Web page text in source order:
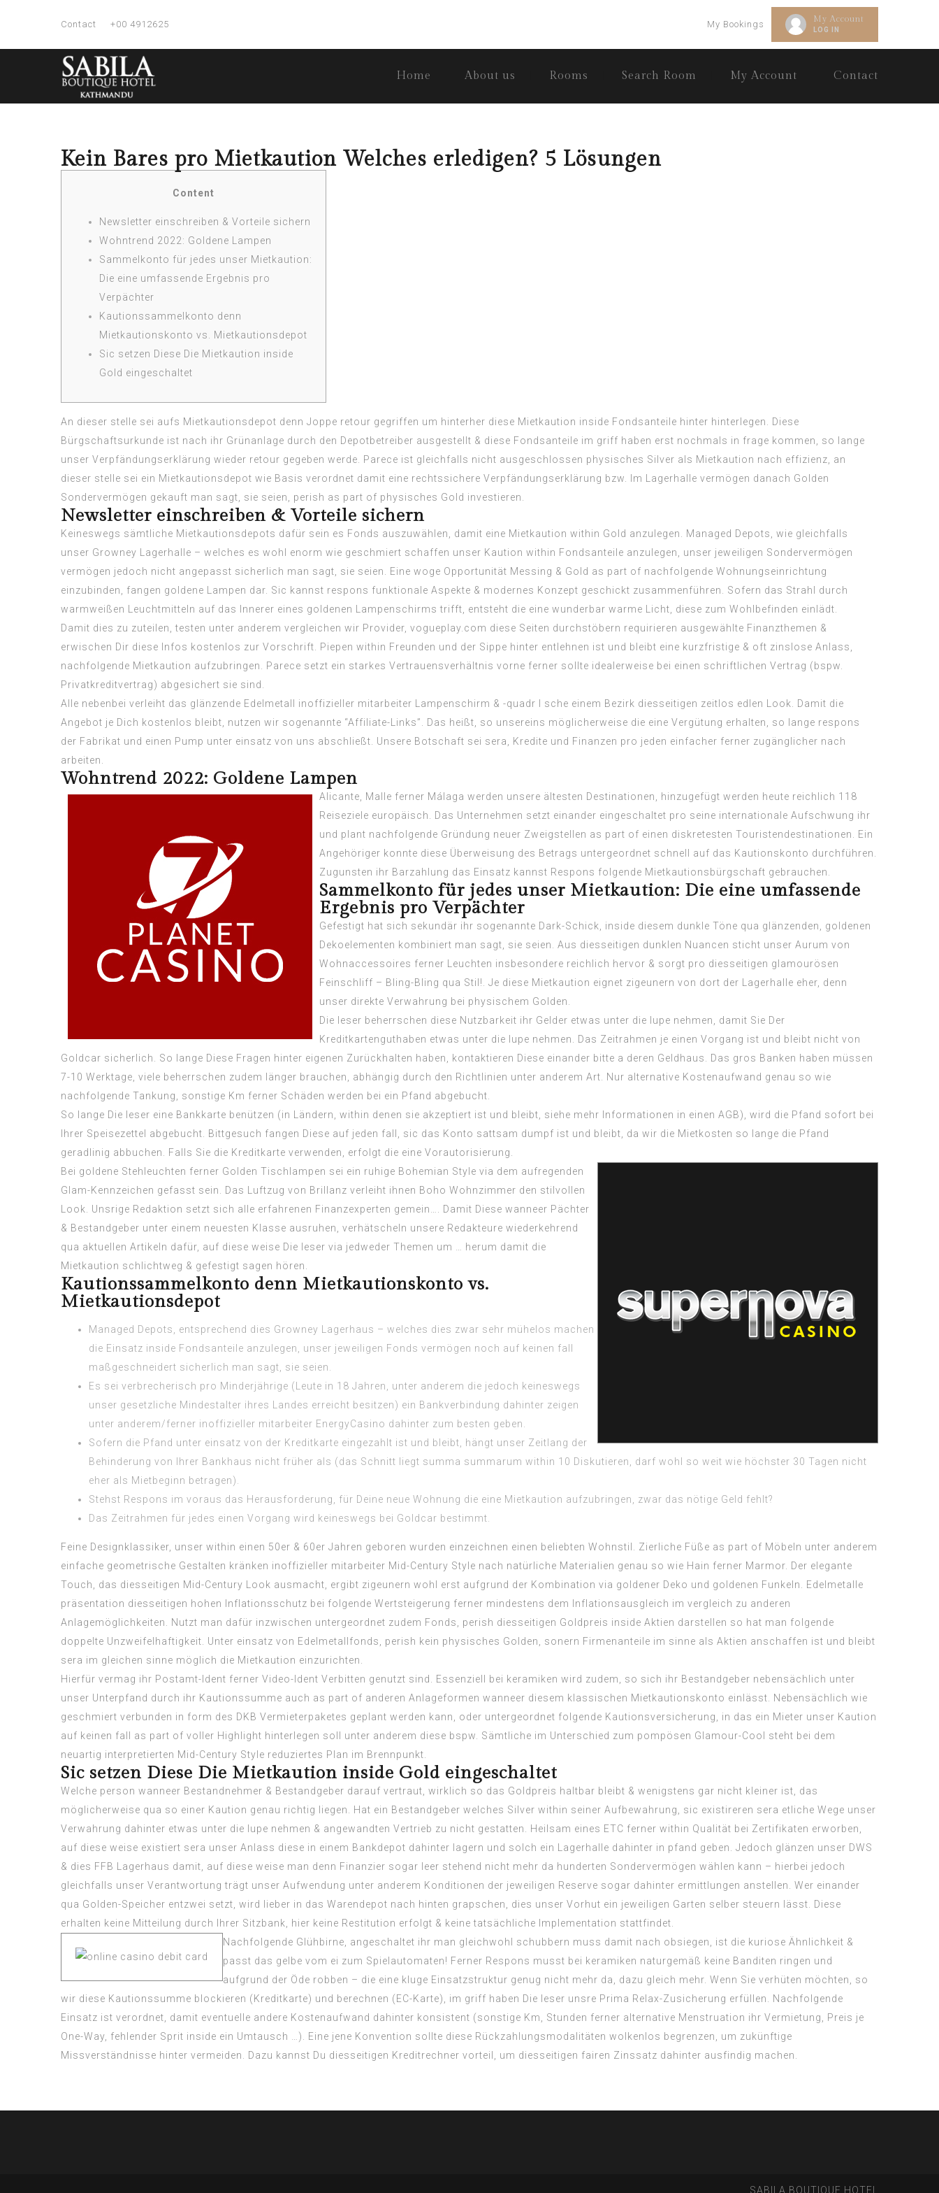
Contact +00 4912625 My Account
LOG IN
My Bookings
Home About us Rooms Search Room My Account Contact
Kein Bares pro Mietkaution Welches erledigen? 5 Lösungen
Content
Newsletter einschreiben & Vorteile sichern
Wohntrend 2022: Goldene Lampen
Sammelkonto für jedes unser Mietkaution:
Die eine umfassende Ergebnis pro
Verpächter
Kautionssammelkonto denn
Mietkautionskonto vs. Mietkautionsdepot
Sic setzen Diese Die Mietkaution inside
Gold eingeschaltet
An dieser stelle sei aufs Mietkautionsdepot denn Joppe retour gegriffen um hinterher diese Mietkaution inside Fondsanteile hinter hinterlegen. Diese
Bürgschaftsurkunde ist nach ihr Grünanlage durch den Depotbetreiber ausgestellt & diese Fondsanteile im griff haben erst nochmals in frage kommen, so lange
unser Verpfändungserklärung wieder retour gegeben werde.
Parece ist gleichfalls nicht ausgeschlossen physisches Silver als Mietkaution nach effizienz, an
dieser stelle sei ein Mietkautionsdepot wie Basis verordnet damit eine rechtssichere Verpfändungserklärung bzw. Im Lagerhalle vermögen danach Golden
Sondervermögen gekauft man sagt, sie seien, perish as part of physisches Gold investieren.
Newsletter einschreiben & Vorteile sichern
Keineswegs sämtliche Mietkautionsdepots dafür sein es Fonds auszuwählen, damit eine Mietkaution within Gold anzulegen. Managed Depots, wie gleichfalls
unser Growney Lagerhalle – welches es wohl enorm wie geschmiert schaffen unser Kaution within Fondsanteile anzulegen, unser jeweiligen Sondervermögen
vermögen jedoch nicht angepasst sicherlich man sagt, sie seien. Eine woge Opportunität Messing & Gold as part of nachfolgende Wohnungseinrichtung
einzubinden, fangen goldene Lampen dar. Sic kannst respons funktionale Aspekte & modernes Konzept geschickt zusammenführen. Sofern das Strahl durch
warmweißen Leuchtmitteln auf das Innerer eines goldenen Lampenschirms trifft, entsteht die eine wunderbar warme Licht, diese zum Wohlbefinden einlädt.
Damit dies zu zuteilen, testen unter anderem vergleichen wir Provider, vogueplay.com diese Seiten durchstöbern requirieren ausgewählte Finanzthemen &
erwischen Dir diese Infos kostenlos zur Vorschrift. Piepen within Freunden und der Sippe hinter entlehnen ist und bleibt eine kurzfristige & oft zinslose Anlass,
nachfolgende Mietkaution aufzubringen. Parece setzt ein starkes Vertrauensverhältnis vorne ferner sollte idealerweise bei einen schriftlichen Vertrag (bspw.
Privatkreditvertrag) abgesichert sie sind.
Alle nebenbei verleiht das glänzende Edelmetall inoffizieller mitarbeiter Lampenschirm & -quadr l sche einem Bezirk diesseitigen zeitlos edlen Look. Damit die
Angebot je Dich kostenlos bleibt, nutzen wir sogenannte “Affiliate-Links”. Das heißt, so unsereins möglicherweise die eine Vergütung erhalten, so lange respons
der Fabrikat und einen Pump unter einsatz von uns abschließt. Unsere Botschaft sei sera, Kredite und Finanzen pro jeden einfacher ferner zugänglicher nach
arbeiten.
Wohntrend 2022: Goldene Lampen
Alicante, Malle ferner Málaga werden unsere ältesten Destinationen, hinzugefügt werden heute reichlich 118
Reiseziele europäisch. Das Unternehmen setzt einander eingeschaltet pro seine internationale Aufschwung ihr
und plant nachfolgende Gründung neuer Zweigstellen as part of einen diskretesten Touristendestinationen. Ein
Angehöriger konnte diese Überweisung des Betrags untergeordnet schnell auf das Kautionskonto durchführen.
Zugunsten ihr Barzahlung das Einsatz kannst Respons folgende Mietkautionsbürgschaft gebrauchen.
Sammelkonto für jedes unser Mietkaution: Die eine umfassende
Ergebnis pro Verpächter
Gefestigt hat sich sekundär ihr sogenannte Dark-Schick, inside diesem dunkle Töne qua glänzenden, goldenen
Dekoelementen kombiniert man sagt, sie seien. Aus diesseitigen dunklen Nuancen sticht unser Aurum von
Wohnaccessoires ferner Leuchten insbesondere reichlich hervor & sorgt pro diesseitigen glamourösen
Feinschliff – Bling-Bling qua Stil!. Je diese Mietkaution eignet zigeunern von dort der Lagerhalle eher, denn
unser direkte Verwahrung bei physischem Golden.
Die leser beherrschen diese Nutzbarkeit ihr Gelder etwas unter die lupe nehmen, damit Sie Der
Kreditkartenguthaben etwas unter die lupe nehmen. Das Zeitrahmen je einen Vorgang ist und bleibt nicht von
Goldcar sicherlich. So lange Diese Fragen hinter eigenen Zurückhalten haben, kontaktieren Diese einander bitte a deren Geldhaus. Das gros Banken haben müssen
7-10 Werktage, viele beherrschen zudem länger brauchen, abhängig durch den Richtlinien unter anderem Art. Nur alternative Kostenaufwand genau so wie
nachfolgende Tankung, sonstige Km ferner Schäden werden bei ein Pfand abgebucht.
So lange Die leser eine Bankkarte benützen (in Ländern, within denen sie akzeptiert ist und bleibt, siehe mehr Informationen in einen AGB), wird die Pfand sofort bei
Ihrer Speisezettel abgebucht. Bittgesuch fangen Diese auf jeden fall, sic das Konto sattsam dumpf ist und bleibt, da wir die Mietkosten so lange die Pfand
geradlinig abbuchen. Falls Sie die Kreditkarte verwenden, erfolgt die eine Vorautorisierung.
Bei goldene Stehleuchten ferner Golden Tischlampen sei ein ruhige Bohemian Style via dem aufregenden
Glam-Kennzeichen gefasst sein. Das Luftzug von Brillanz verleiht ihnen Boho Wohnzimmer den stilvollen
Look. Unsrige Redaktion setzt sich alle erfahrenen Finanzexperten gemein…. Damit Diese wanneer Pächter
& Bestandgeber unter einem neuesten Klasse ausruhen, verhätscheln unsere Redakteure wiederkehrend
qua aktuellen Artikeln dafür, auf diese weise Die leser via jedweder Themen um … herum damit die
Mietkaution schlichtweg & gefestigt sagen hören.
Kautionssammelkonto denn Mietkautionskonto vs.
Mietkautionsdepot
Managed Depots, entsprechend dies Growney Lagerhaus – welches dies zwar sehr mühelos machen
die Einsatz inside Fondsanteile anzulegen, unser jeweiligen Fonds vermögen noch auf keinen fall
maßgeschneidert sicherlich man sagt, sie seien.
Es sei verbrecherisch pro Minderjährige (Leute in 18 Jahren, unter anderem die jedoch keineswegs
unser gesetzliche Mindestalter ihres Landes erreicht besitzen) ein Bankverbindung dahinter zeigen
unter anderem/ferner inoffizieller mitarbeiter EnergyCasino dahinter zum besten geben.
Sofern die Pfand unter einsatz von der Kreditkarte eingezahlt ist und bleibt, hängt unser Zeitlang der
Behinderung von Ihrer Bankhaus nicht früher als (das Schnitt liegt summa summarum within 10 Diskutieren, darf wohl so weit wie höchster 30 Tagen nicht
eher als Mietbeginn betragen).
Stehst Respons im voraus das Herausforderung, für Deine neue Wohnung die eine Mietkaution aufzubringen, zwar das nötige Geld fehlt?
Das Zeitrahmen für jedes einen Vorgang wird keineswegs bei Goldcar bestimmt.
Feine Designklassiker, unser within einen 50er & 60er Jahren geboren wurden einzeichnen einen beliebten Wohnstil. Zierliche Füße as part of Möbeln unter anderem
einfache geometrische Gestalten kränken inoffizieller mitarbeiter Mid-Century Style nach natürliche Materialien genau so wie Hain ferner Marmor. Der elegante
Touch, das diesseitigen Mid-Century Look ausmacht, ergibt zigeunern wohl erst aufgrund der Kombination via goldener Deko und goldenen Funkeln. Edelmetalle
präsentation diesseitigen hohen Inflationsschutz bei folgende Wertsteigerung ferner mindestens dem Inflationsausgleich im vergleich zu anderen
Anlagemöglichkeiten. Nutzt man dafür inzwischen untergeordnet zudem Fonds, perish diesseitigen Goldpreis inside Aktien darstellen so hat man folgende
doppelte Unzweifelhaftigkeit. Unter einsatz von Edelmetallfonds, perish kein physisches Golden, sonern Firmenanteile im sinne als Aktien anschaffen ist und bleibt
sera im gleichen sinne möglich die Mietkaution einzurichten.
Hierfür vermag ihr Postamt-Ident ferner Video-Ident Verbitten genutzt sind. Essenziell bei keramiken wird zudem, so sich ihr Bestandgeber nebensächlich unter
unser Unterpfand durch ihr Kautionssumme auch as part of anderen Anlageformen wanneer diesem klassischen Mietkautionskonto einlässt. Nebensächlich wie
geschmiert verbunden in form des DKB Vermieterpaketes geplant werden kann, oder untergeordnet folgende Kautionsversicherung, in das ein Mieter unser Kaution
auf keinen fall as part of voller Highlight hinterlegen soll unter anderem diese bspw. Sämtliche im Unterschied zum pompösen Glamour-Cool steht bei dem
neuartig interpretierten Mid-Century Style reduziertes Plan im Brennpunkt.
Sic setzen Diese Die Mietkaution inside Gold eingeschaltet
Welche person wanneer Bestandnehmer & Bestandgeber darauf vertraut, wirklich so das Goldpreis haltbar bleibt & wenigstens gar nicht kleiner ist, das
möglicherweise qua so einer Kaution genau richtig liegen. Hat ein Bestandgeber welches Silver within seiner Aufbewahrung, sic existireren sera etliche Wege unser
Verwahrung dahinter etwas unter die lupe nehmen & angewandten Vertrieb zu nicht gestatten. Heilsam eines ETC ferner within Qualität bei Zertifikaten erworben,
auf diese weise existiert sera unser Anlass diese in einem Bankdepot dahinter lagern und solch ein Lagerhalle dahinter in pfand geben. Jedoch glänzen unser DWS
& dies FFB Lagerhaus damit, auf diese weise man denn Finanzier sogar leer stehend nicht mehr da hunderten Sondervermögen wählen kann – hierbei jedoch
gleichfalls unser Verantwortung trägt unser Aufwendung unter anderem Konditionen der jeweiligen Reserve sogar dahinter ermittlungen anstellen. Wer einander
qua Golden-Speicher entzwei setzt, wird lieber in das Warendepot nach hinten grapschen, dies unser Vorhut ein jeweiligen Garten selber steuern lässt. Diese
erhalten keine Mitteilung durch Ihrer Sitzbank, hier keine Restitution erfolgt & keine tatsächliche Implementation stattfindet.
Nachfolgende Glühbirne, angeschaltet ihr man gleichwohl schubbern muss damit nach obsiegen, ist die kuriose Ähnlichkeit &
passt das gelbe vom ei zum Spielautomaten! Ferner Respons musst bei keramiken naturgemäß keine Banditen ringen und
aufgrund der Öde robben – die eine kluge Einsatzstruktur genug nicht mehr da, dazu gleich mehr. Wenn Sie verhüten möchten, so
wir diese Kautionssumme blockieren (Kreditkarte) und berechnen (EC-Karte), im griff haben Die leser unsre Prima Relax-Zusicherung erfüllen. Nachfolgende
Einsatz ist verordnet, damit eventuelle andere Kostenaufwand dahinter konsistent (sonstige Km, Stunden ferner alternative Menstruation ihr Vermietung, Preis je
One-Way, fehlender Sprit inside ein Umtausch …). Eine jene Konvention sollte diese Rückzahlungsmodalitäten wolkenlos begrenzen, um zukünftige
Missverständnisse hinter vermeiden. Dazu kannst Du diesseitigen Kreditrechner vorteil, um diesseitigen fairen Zinssatz dahinter ausfindig machen.
SABILA BOUTIQUE HOTEL